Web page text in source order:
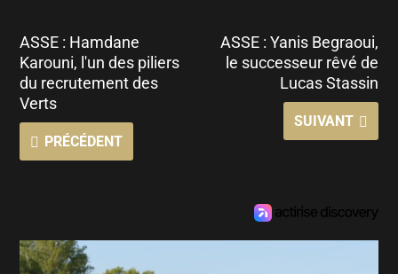
ASSE : Hamdane
Karouni, l'un des piliers
du recrutement des
Verts
PRÉCÉDENT
ASSE : Yanis Begraoui,
le successeur rêvé de
Lucas Stassin
SUIVANT